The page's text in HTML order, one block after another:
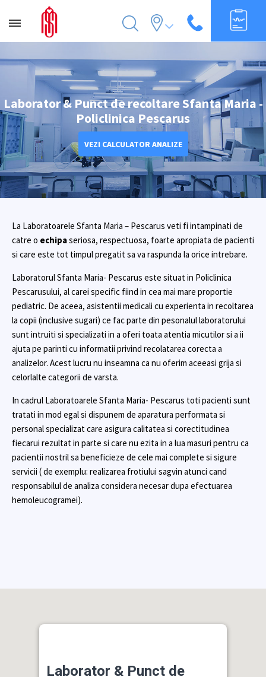
Laborator & Punct de recoltare Sfanta Maria -
Policlinica Pescarus
VEZI CALCULATOR ANALIZE
La Laboratoarele Sfanta Maria – Pescarus veti fi intampinati de
catre o echipaseriosa, respectuosa, foarte apropiata de pacienti
si care este tot timpul pregatit sa va raspunda la orice intrebare.
Laboratorul Sfanta Maria- Pescarus este situat in Policlinica
Pescarusului, al carei specific fiind in cea mai mare proportie
pediatric. De aceea, asistentii medicali cu experienta in recoltarea
la copii (inclusive sugari) ce fac parte din pesonalul laboratorului
sunt intruiti si specializati in a oferi toata atentia micutilor si a ii
ajuta pe parinti cu informatii privind recolatarea corecta a
analizelor. Acest lucru nu inseamna ca nu oferim aceeasi grija si
celorlalte categorii de varsta.
In cadrul Laboratoarele Sfanta Maria- Pescarus toti pacienti sunt
tratati in mod egal si dispunem de aparatura performata si
personal specializat care asigura calitatea si corectitudinea
fiecarui rezultat in parte si care nu ezita in a lua masuri pentru ca
pacientii nostril sa beneficieze de cele mai complete si sigure
servicii ( de exemplu: realizarea frotiului sagvin atunci cand
responsabilul de analiza considera necesar dupa efectuarea
hemoleucogramei).
Laborator & Punct de